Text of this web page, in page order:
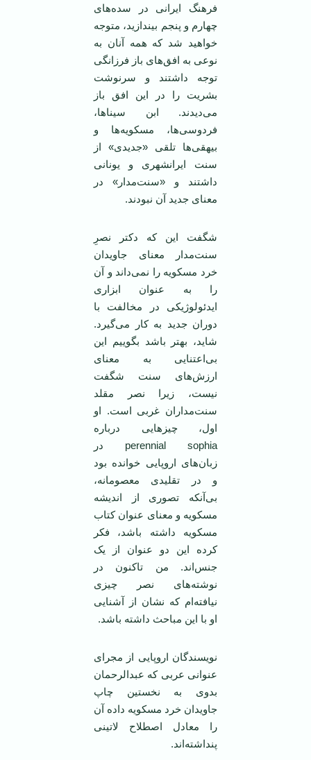
فرهنگ ایرانی در سده‌های
چهارم و پنجم بیندازید، متوجه
خواهید شد که همه آنان به
نوعی به افق‌های باز فرزانگی
توجه داشتند و سرنوشت
بشریت را در این افق باز
می‌دیدند. ابن سیناها،
فردوسی‌ها، مسکویه‌ها و
بیهقی‌ها تلقی «جدیدی» از
سنت ایرانشهری و یونانی
داشتند و «سنت‌مدار» در
معنای جدید آن نبودند.
شگفت این که دکتر نصرِ
سنت‌مدار معنای جاویدان
خرد مسکویه را نمی‌داند و آن
را به عنوان ابزاری
ایدئولوژیکی در مخالفت با
دوران جدید به کار می‌گیرد.
شاید، بهتر باشد بگوییم این
بی‌اعتنایی به معنای
ارزش‌های سنت شگفت
نیست، زیرا نصر مقلد
سنت‌مداران غربی است. او
اول، چیزهایی درباره
perennial sophia در
زبان‌های اروپایی خوانده بود
و در تقلیدی معصومانه،
بی‌آنکه تصوری از اندیشه
مسکویه و معنای عنوان کتاب
مسکویه داشته باشد، فکر
کرده این دو عنوان از یک
جنس‌اند. من تاکنون در
نوشته‌های نصر چیزی
نیافته‌ام که نشان از آشنایی
او با این مباحث داشته باشد.
نویسندگان اروپایی از مجرای
عنوانی عربی که عبدالرحمان
بدوی به نخستین چاپ
جاویدان خرد مسکویه داده آن
را معادل اصطلاح لاتینی
پنداشته‌اند.